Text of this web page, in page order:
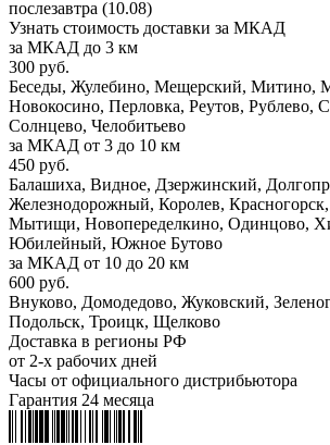
послезавтра (10.08)
Узнать стоимость доставки за МКАД
за МКАД до 3 км
300 руб.
Беседы, Жулебино, Мещерский, Митино,
Новокосино, Перловка, Реутов, Рублево,
Солнцево, Челобитьево
за МКАД от 3 до 10 км
450 руб.
Балашиха, Видное, Дзержинский,
Железнодорожный, Королев,
Мытищи, Новопеределкино, Одинцово,
Юбилейный, Южное Бутово
за МКАД от 10 до 20 км
600 руб.
Внуково, Домодедово, Жуковский,
Подольск, Троицк, Щелково
Доставка в регионы РФ
от 2-х рабочих дней
Часы от официального дистрибьютора
Гарантия 24 месяца